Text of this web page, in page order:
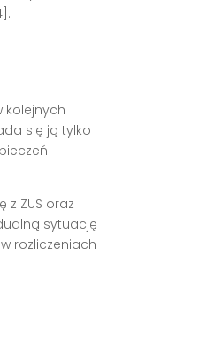
.
kolejnych
się ją tylko
z ZUS oraz
sytuację
rozliczeniach